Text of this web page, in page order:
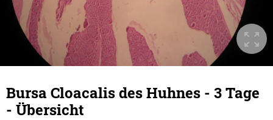
Bursa Cloacalis des Huhnes - 3 Tage
- Übersicht